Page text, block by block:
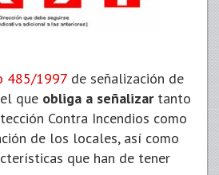
485/1997 de señalización de
que obliga a señalizartanto
Contra Incendios como
de los locales, así como
que han de tener